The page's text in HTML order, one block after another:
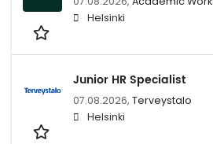
Helsinki
Junior HR Specialist
07.08.2026, Terveystalo
Helsinki